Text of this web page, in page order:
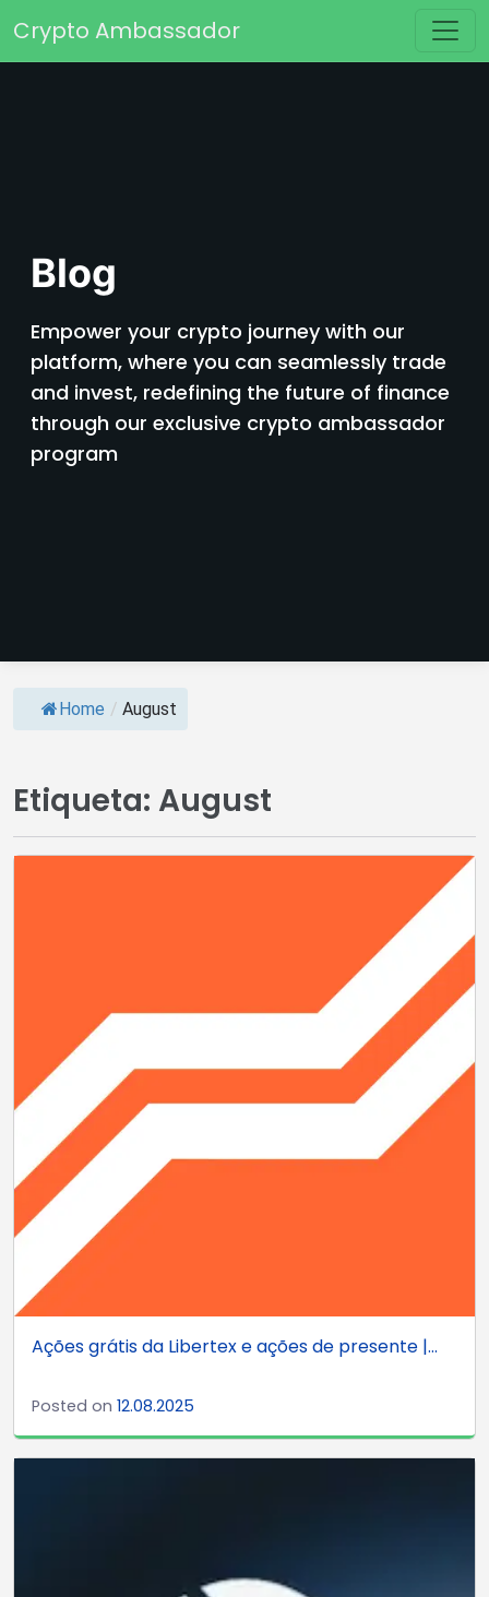
Navegação principal
Crypto Ambassador
Blog
Empower your crypto journey with our
platform, where you can seamlessly trade
and invest, redefining the future of finance
through our exclusive crypto ambassador
program
Home / August
Etiqueta: August
Ações grátis da Libertex e ações de presente |...
Posted on 12.08.2025